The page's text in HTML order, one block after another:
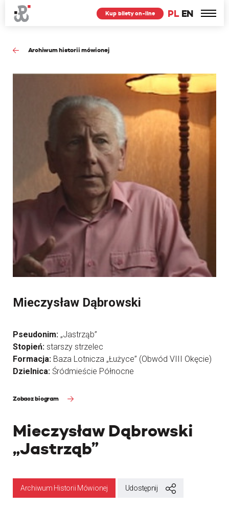
PL EN
Kup bilety on-line
Archiwum historii mówionej
Mieczysław Dąbrowski
„Jastrząb”
Archiwum Historii Mówionej Udostępnij
Mieczysław Dąbrowski
Pseudonim: „Jastrząb”
Stopień: starszy strzelec
Formacja: Baza Lotnicza „Łużyce” (Obwód VIII Okęcie)
Dzielnica: Śródmieście Północne
Zobacz biogram